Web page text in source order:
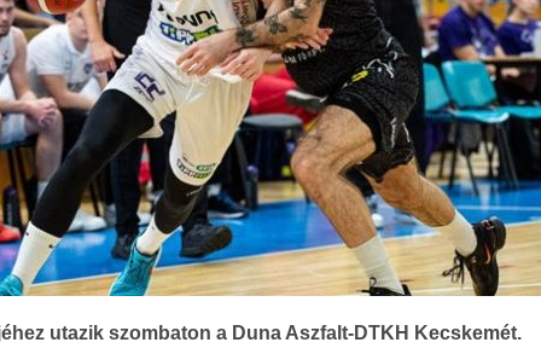
utazik szombaton a Duna Aszfalt-DTKH Kecskemét.